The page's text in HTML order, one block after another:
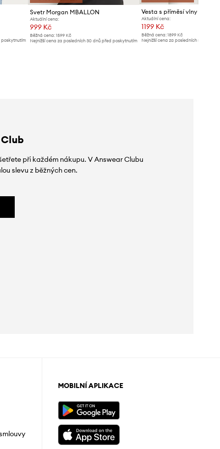
poskytnutím
Svetr Morgan MBALLON
Aktuální cena:
999 Kč
Běžná cena:1599 Kč
Nejnižší cena za posledních 30 dnů před poskytnutím
Vesta s příměsí vlny
Aktuální cena:
1199 Kč
Běžná cena: 1899 Kč
Nejnižší cena za posledních 30 dnů
při každém nákupu. V Answear Clubu
slevu z běžných cen.
MOBILNÍ APLIKACE